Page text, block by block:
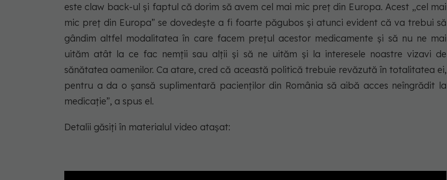
este claw back-ul și faptul că dorim să avem cel mai mic preț din Europa. Acest „cel mai
mic preț din Europa” se dovedește a fi foarte păgubos și atunci evident că va trebui să
gândim altfel modalitatea în care facem prețul acestor medicamente și să nu ne mai
uităm atât la ce fac nemții sau alții și să ne uităm și la interesele noastre vizavi de
sănătatea oamenilor. Ca atare, cred că această politică trebuie revăzută în totalitatea ei,
pentru a da o șansă suplimentară pacienților din România să aibă acces neîngrădit la
medicație”, a spus el.
Detalii găsiți în materialul video atașat: